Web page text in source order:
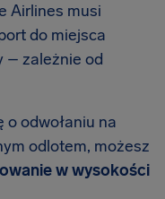
Airlines musi
do miejsca
– zależnie od
odwołaniu na
odlotem, możesz
w wysokości